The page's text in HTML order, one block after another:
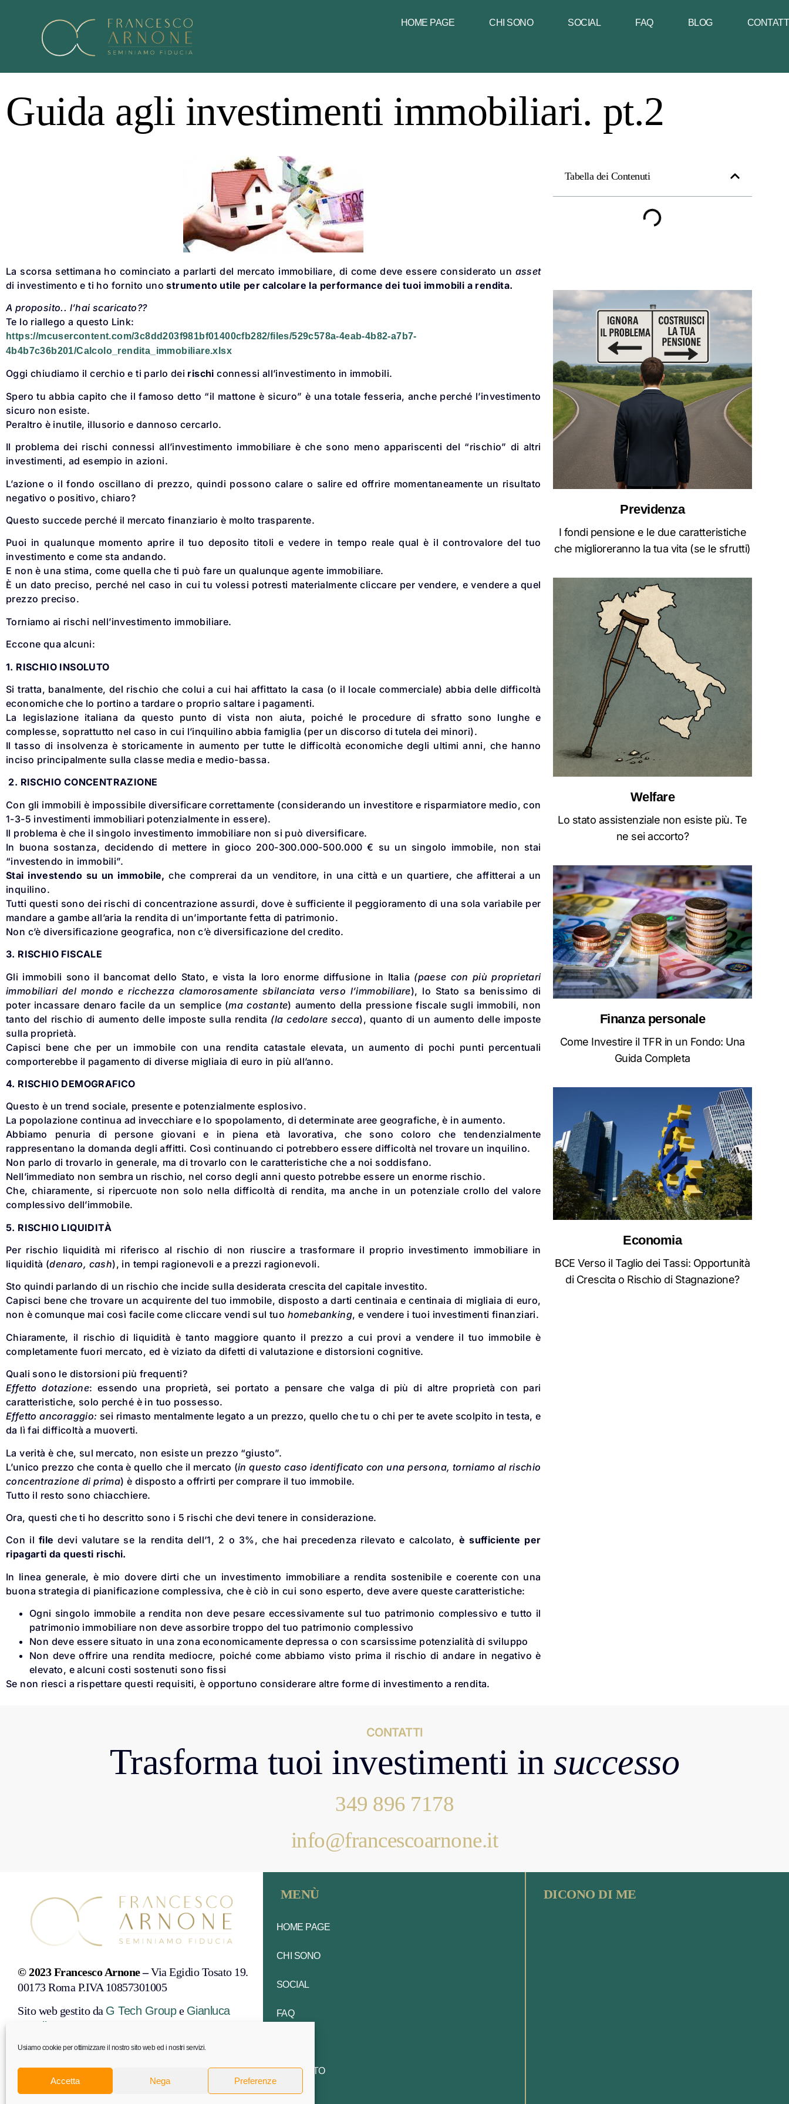
Usiamo cookie per ottimizzare il nostro sito web ed i nostri servizi.
Accetta Nega Preferenze
HOME PAGE CHI SONO SOCIAL FAQ BLOG
Guida agli investimenti immobiliari. pt.2
La scorsa settimana ho cominciato a parlarti del mercato immobiliare, di come deve essere considerato un asset
di investimento e ti ho fornito unostrumento utile per calcolare la performance dei tuoi immobili a rendita.
A proposito.. l’hai scaricato??
Te lo riallego a questo Link:
https://mcusercontent.com/3c8dd203f981bf01400cfb282/files/529c578a-4eab-4b82-a7b7-
4b4b7c36b201/Calcolo_rendita_immobiliare.xlsx
Oggi chiudiamo il cerchio e ti parlo dei rischi connessi all’investimento in immobili.
Spero tu abbia capito che il famoso detto “il mattone è sicuro” è una totale fesseria, anche perché l’investimento
sicuro non esiste.
Peraltro è inutile, illusorio e dannoso cercarlo.
Il problema dei rischi connessi all’investimento immobiliare è che sono meno appariscenti del “rischio” di altri
investimenti, ad esempio in azioni.
L’azione o il fondo oscillano di prezzo, quindi possono calare o salire ed offrire momentaneamente un risultato
negativo o positivo, chiaro?
Questo succede perché il mercato finanziario è molto trasparente.
Puoi in qualunque momento aprire il tuo deposito titoli e vedere in tempo reale qual è il controvalore del tuo
investimento e come sta andando.
E non è una stima, come quella che ti può fare un qualunque agente immobiliare.
È un dato preciso, perché nel caso in cui tu volessi potresti materialmente cliccare per vendere, e vendere a quel
prezzo preciso.
Torniamo ai rischi nell’investimento immobiliare.
Eccone qua alcuni:
1. RISCHIO INSOLUTO
Si tratta, banalmente, del rischio che colui a cui hai affittato la casa (o il locale commerciale) abbia delle difficoltà
economiche che lo portino a tardare o proprio saltare i pagamenti.
La legislazione italiana da questo punto di vista non aiuta, poiché le procedure di sfratto sono lunghe e
complesse, soprattutto nel caso in cui l’inquilino abbia famiglia (per un discorso di tutela dei minori).
Il tasso di insolvenza è storicamente in aumento per tutte le difficoltà economiche degli ultimi anni, che hanno
inciso principalmente sulla classe media e medio-bassa.
2. RISCHIO CONCENTRAZIONE
Con gli immobili è impossibile diversificare correttamente (considerando un investitore e risparmiatore medio, con
1-3-5 investimenti immobiliari potenzialmente in essere).
Il problema è che il singolo investimento immobiliare non si può diversificare.
In buona sostanza, decidendo di mettere in gioco 200-300.000-500.000 € su un singolo immobile, non stai
“investendo in immobili”.
Stai investendo su un immobile,che comprerai da un venditore, in una città e un quartiere, che affitterai a un
inquilino.
Tutti questi sono dei rischi di concentrazione assurdi, dove è sufficiente il peggioramento di una sola variabile per
mandare a gambe all’aria la rendita di un’importante fetta di patrimonio.
Non c’è diversificazione geografica, non c’è diversificazione del credito.
3. RISCHIO FISCALE
Gli immobili sono il bancomat dello Stato, e vista la loro enorme diffusione in Italia (paese con più proprietari
immobiliari del mondo e ricchezza clamorosamente sbilanciata verso l’immobiliare), lo Stato sa benissimo di
poter incassare denaro facile da un semplice (ma costante) aumento della pressione fiscale sugli immobili, non
tanto del rischio di aumento delle imposte sulla rendita (la cedolare secca), quanto di un aumento delle imposte
sulla proprietà.
Capisci bene che per un immobile con una rendita catastale elevata, un aumento di pochi punti percentuali
comporterebbe il pagamento di diverse migliaia di euro in più all’anno.
4. RISCHIO DEMOGRAFICO
Questo è un trend sociale, presente e potenzialmente esplosivo.
La popolazione continua ad invecchiare e lo spopolamento, di determinate aree geografiche, è in aumento.
Abbiamo penuria di persone giovani e in piena età lavorativa, che sono coloro che tendenzialmente
rappresentano la domanda degli affitti. Così continuando ci potrebbero essere difficoltà nel trovare un inquilino.
Non parlo di trovarlo in generale, ma di trovarlo con le caratteristiche che a noi soddisfano.
Nell’immediato non sembra un rischio, nel corso degli anni questo potrebbe essere un enorme rischio.
Che, chiaramente, si ripercuote non solo nella difficoltà di rendita, ma anche in un potenziale crollo del valore
complessivo dell’immobile.
5. RISCHIO LIQUIDITÀ
Per rischio liquidità mi riferisco al rischio di non riuscire a trasformare il proprio investimento immobiliare in
liquidità (denaro, cash), in tempi ragionevoli e a prezzi ragionevoli.
Sto quindi parlando di un rischio che incide sulla desiderata crescita del capitale investito.
Capisci bene che trovare un acquirente del tuo immobile, disposto a darti centinaia e centinaia di migliaia di euro,
non è comunque mai così facile come cliccare vendi sul tuo homebanking, e vendere i tuoi investimenti finanziari.
Chiaramente, il rischio di liquidità è tanto maggiore quanto il prezzo a cui provi a vendere il tuo immobile è
completamente fuori mercato, ed è viziato da difetti di valutazione e distorsioni cognitive.
Quali sono le distorsioni più frequenti?
Effetto dotazione: essendo una proprietà, sei portato a pensare che valga di più di altre proprietà con pari
caratteristiche, solo perché è in tuo possesso.
Effetto ancoraggio: sei rimasto mentalmente legato a un prezzo, quello che tu o chi per te avete scolpito in testa, e
da lì fai difficoltà a muoverti.
La verità è che, sul mercato, non esiste un prezzo “giusto”.
L’unico prezzo che conta è quello che il mercato (in questo caso identificato con una persona, torniamo al rischio
concentrazione di prima) è disposto a offrirti per comprare il tuo immobile.
Tutto il resto sono chiacchiere.
Ora, questi che ti ho descritto sono i 5 rischi che devi tenere in considerazione.
Con il filedevi valutare se la rendita dell’1, 2 o 3%, che hai precedenza rilevato e calcolato, è sufficiente per
ripagarti da questi rischi.
In linea generale, è mio dovere dirti che un investimento immobiliare a rendita sostenibile e coerente con una
buona strategia di pianificazione complessiva, che è ciò in cui sono esperto, deve avere queste caratteristiche:
Ogni singolo immobile a rendita non deve pesare eccessivamente sul tuo patrimonio complessivo e tutto il
patrimonio immobiliare non deve assorbire troppo del tuo patrimonio complessivo
Non deve essere situato in una zona economicamente depressa o con scarsissime potenzialità di sviluppo
Non deve offrire una rendita mediocre, poiché come abbiamo visto prima il rischio di andare in negativo è
elevato, e alcuni costi sostenuti sono fissi
Se non riesci a rispettare questi requisiti, è opportuno considerare altre forme di investimento a rendita.
Tabella dei Contenuti
Previdenza
I fondi pensione e le due caratteristiche
che miglioreranno la tua vita (se le sfrutti)
Welfare
Lo stato assistenziale non esiste più. Te
ne sei accorto?
Finanza personale
Come Investire il TFR in un Fondo: Una
Guida Completa
Economia
BCE Verso il Taglio dei Tassi: Opportunità
di Crescita o Rischio di Stagnazione?
CONTATTI
Trasforma tuoi investimenti in successo
349 896 7178
info@francescoarnone.it
© 2023 Francesco Arnone–Via Egidio Tosato 19.
00173 Roma P.IVA 10857301005
Sito web gestito da G Tech Groupe Gianluca
Gentile
MENÙ
HOME PAGE
CHI SONO
SOCIAL
FAQ
CONTATTO
DICONO DI ME